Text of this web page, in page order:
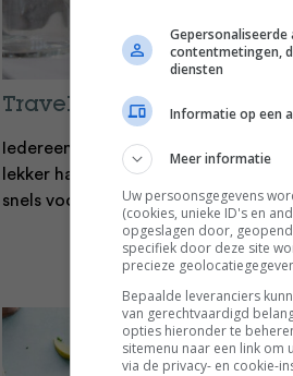
Travel foods
Iedereen houdt wel van een snack of
lekker hapje tijdens een reis of even
snels voor je op...
contentmetingen,
diensten
Informatie op een
Meer informatie
Uw persoonsgegevens
(cookies, unieke ID's en
opgeslagen door,
specifiek door deze site
precieze
Bepaalde leveranciers
van gerechtvaardigd
opties hieronder te
sitemenu naar een link om
via de privacy- en cookie-